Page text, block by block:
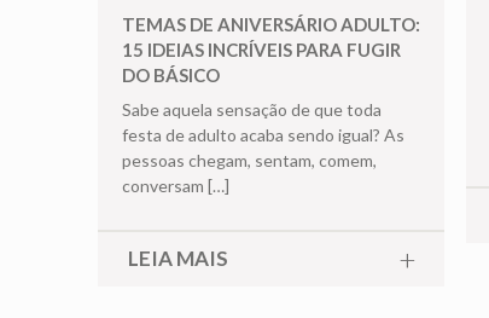
TEMAS DE ANIVERSÁRIO ADULTO:
15 IDEIAS INCRÍVEIS PARA FUGIR
DO BÁSICO
Sabe aquela sensação de que toda
festa de adulto acaba sendo igual? As
pessoas chegam, sentam, comem,
conversam […]
LEIA MAIS